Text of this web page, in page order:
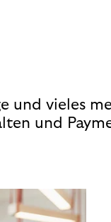
und vieles
und